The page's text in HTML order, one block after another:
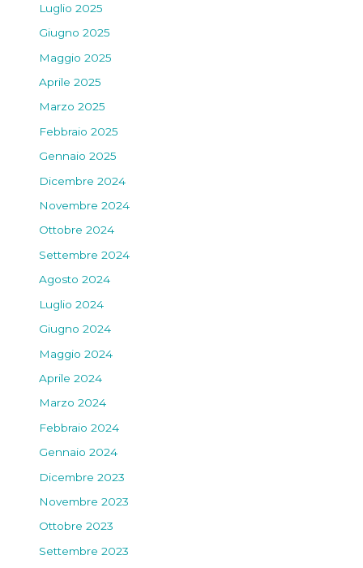
Luglio 2025
Giugno 2025
Maggio 2025
Aprile 2025
Marzo 2025
Febbraio 2025
Gennaio 2025
Dicembre 2024
Novembre 2024
Ottobre 2024
Settembre 2024
Agosto 2024
Luglio 2024
Giugno 2024
Maggio 2024
Aprile 2024
Marzo 2024
Febbraio 2024
Gennaio 2024
Dicembre 2023
Novembre 2023
Ottobre 2023
Settembre 2023